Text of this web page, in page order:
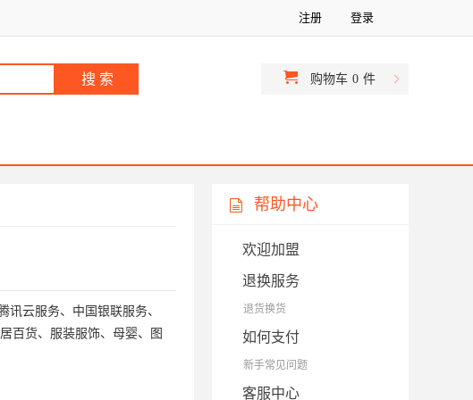
注册 登录
购物车 0 件
帮助中心
欢迎加盟
退换服务
退货换货
如何支付
新手常见问题
客服中心
讯云服务、 中国银联服务、
百货、服装服饰、母婴、图